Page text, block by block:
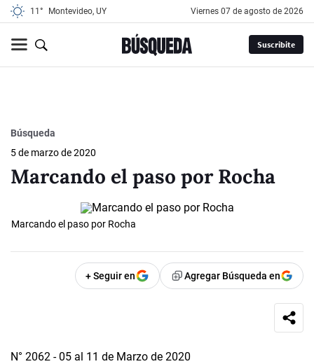
11° Montevideo, UY viernes 07 de agosto de 2026
Suscribite
Búsqueda
5 de marzo de 2020
Marcando el paso por Rocha
Marcando el paso por Rocha
+ Seguir en Agregar Búsqueda en
N° 2062 - 05 al 11 de Marzo de 2020